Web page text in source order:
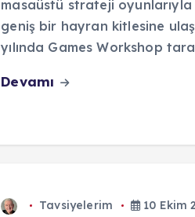
masaüstü strateji
geniş bir hayran kitlesine
yılında Games Workshop
Devamı
Tavsiyelerim 10 Ekim